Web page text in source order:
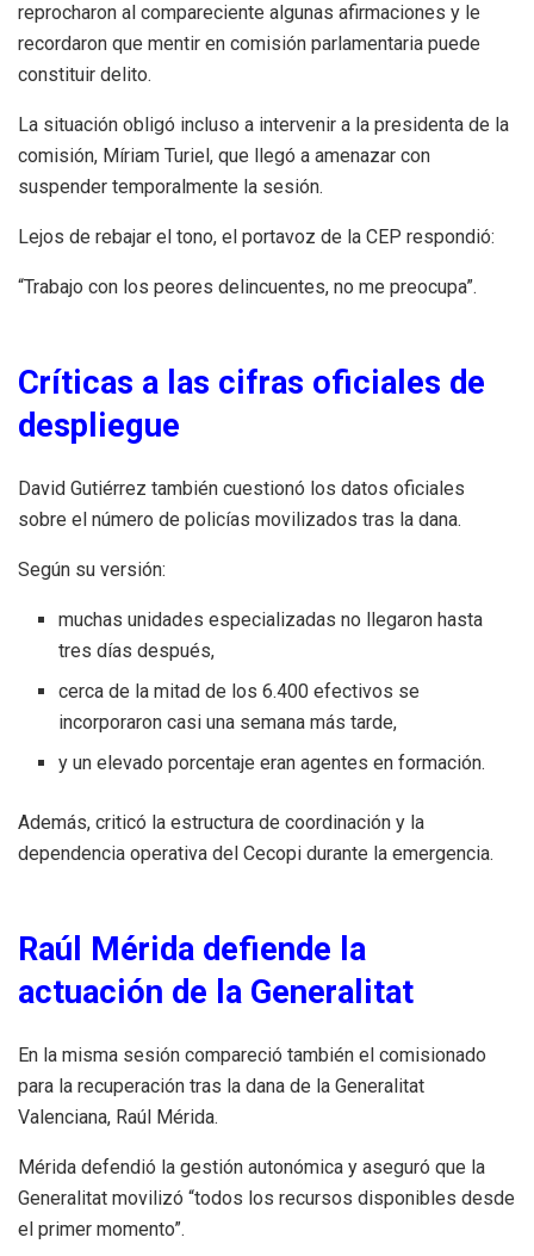
reprocharon al compareciente algunas afirmaciones y le
recordaron que mentir en comisión parlamentaria puede
constituir delito.
La situación obligó incluso a intervenir a la presidenta de la
comisión, Míriam Turiel, que llegó a amenazar con
suspender temporalmente la sesión.
Lejos de rebajar el tono, el portavoz de la CEP respondió:
“Trabajo con los peores delincuentes, no me preocupa”.
Críticas a las cifras oficiales de
despliegue
David Gutiérrez también cuestionó los datos oficiales
sobre el número de policías movilizados tras la dana.
Según su versión:
muchas unidades especializadas no llegaron hasta
tres días después,
cerca de la mitad de los 6.400 efectivos se
incorporaron casi una semana más tarde,
y un elevado porcentaje eran agentes en formación.
Además, criticó la estructura de coordinación y la
dependencia operativa del Cecopi durante la emergencia.
Raúl Mérida defiende la
actuación de la Generalitat
En la misma sesión compareció también el comisionado
para la recuperación tras la dana de la Generalitat
Valenciana, Raúl Mérida.
Mérida defendió la gestión autonómica y aseguró que la
Generalitat movilizó “todos los recursos disponibles desde
el primer momento”.